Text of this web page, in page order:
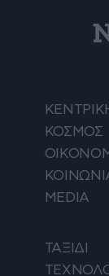
ΚΟΣΜΟΣ
MEDIA
ΤΑΞΙΔΙ